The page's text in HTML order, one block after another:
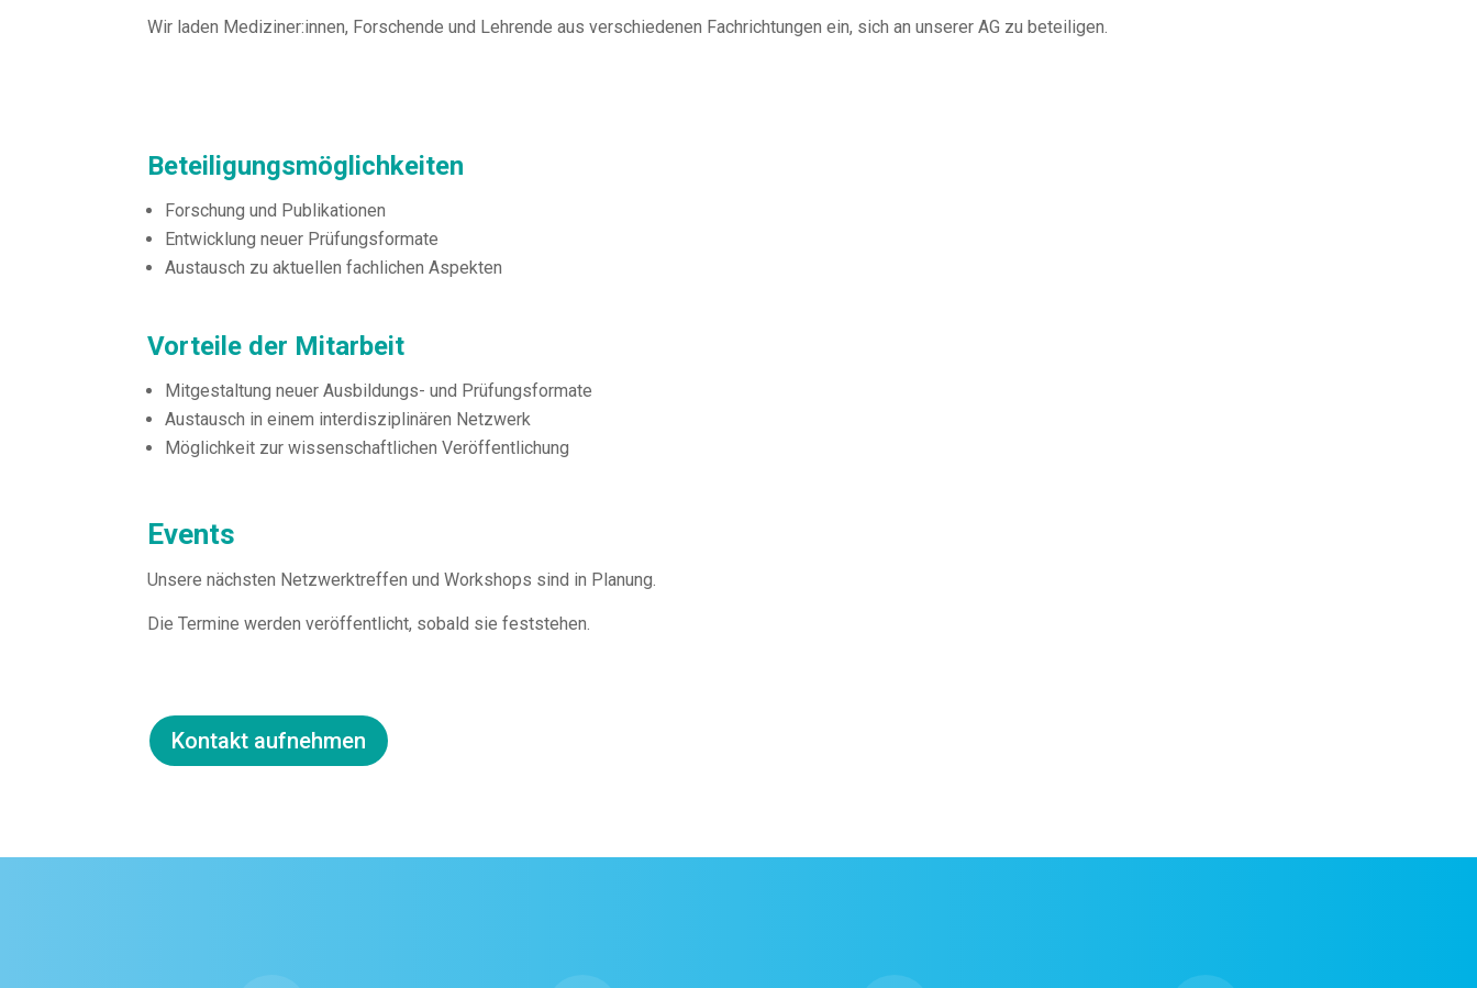
Wir laden Mediziner:innen, Forschende und Lehrende aus verschiedenen Fachrichtungen ein, sich an unserer AG zu beteiligen.
Beteiligungsmöglichkeiten
Forschung und Publikationen
Entwicklung neuer Prüfungsformate
Austausch zu aktuellen fachlichen Aspekten
Vorteile der Mitarbeit
Mitgestaltung neuer Ausbildungs- und Prüfungsformate
Austausch in einem interdisziplinären Netzwerk
Möglichkeit zur wissenschaftlichen Veröffentlichung
Events
Unsere nächsten Netzwerktreffen und Workshops sind in Planung.
Die Termine werden veröffentlicht, sobald sie feststehen.
Kontakt aufnehmen